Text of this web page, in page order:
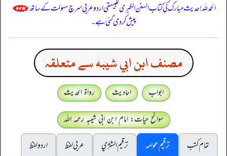
الحمدللہ! حدیث مبارک کی کتاب السنن الكبرى للبيهقي اردو عربی سرچ سہولت کے ساتھ
پیش کر دی گئی ہے۔
مصنف ابن ابي شيبه سے متعلقہ
ابواب احادیث
رواۃ الحدیث
سوانح حیات: امام ابن ابی شیبہ رحمہ اللہ
تمام کتب
ترقیم عوامہ ترقيم الشژي عربی لفظ
اردو لفظ